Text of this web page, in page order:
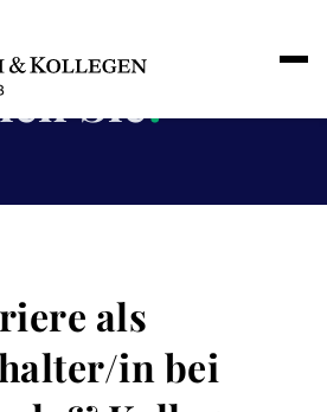
Sie!
als
in bei